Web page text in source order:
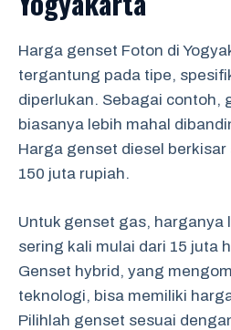
Harga genset Foton di
tergantung pada tipe,
diperlukan. Sebagai contoh,
biasanya lebih mahal
Harga genset diesel
150 juta rupiah.
Untuk genset gas, harganya
sering kali mulai dari 15 juta
Genset hybrid, yang
teknologi, bisa memiliki
Pilihlah genset sesuai